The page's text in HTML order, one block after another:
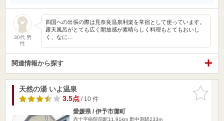
30代 男
性
四国への出張の際は見奈良温泉利楽を常宿として使っています。
露天風呂がとても広く開放感が素晴らしく料理もとてもおいし
く、なに…
関連情報から探す
お気に入
りに追加
天然の湯 いよ温泉
3.5点/ 10 件
愛媛県 / 伊予市灘町
赤十字病院前駅11.91km 郡中港駅233m